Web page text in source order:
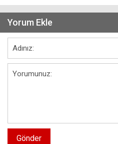
Yorum Ekle
Gönder